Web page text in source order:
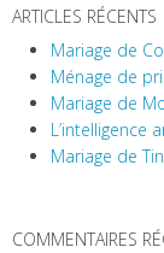
ARTICLES RÉCENTS
Mariage de
Ménage de
Mariage de
L’intelligence
Mariage de
COMMENTAIRES